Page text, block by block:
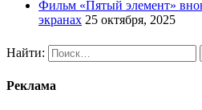
Фильм «Пятый элемент»
экранах 25 октября, 2025
Найти:
Реклама